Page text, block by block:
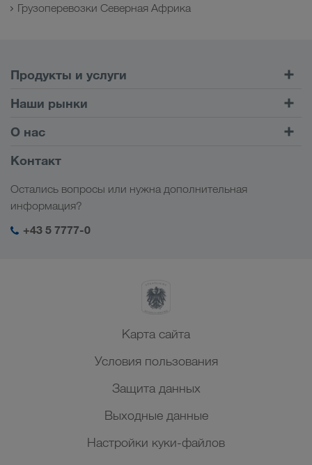
Грузоперевозки Северная Африка
Продукты и услуги
Автомобильные перевозки
Клиентский портал CONNECT
Цифровые решения
Мой вход в систему LKW WALTER
Наши рынки
Европа
Кавказ
Центральная Азия
Ближний Восток
Северная Африка
О нас
Информация о компании
Социальная ответственность
Контакт
Остались вопросы или нужна дополнительная
информация?
+43 5 7777-0
Карта сайта
Условия пользования
Защита данных
Выходные данные
Настройки куки-файлов